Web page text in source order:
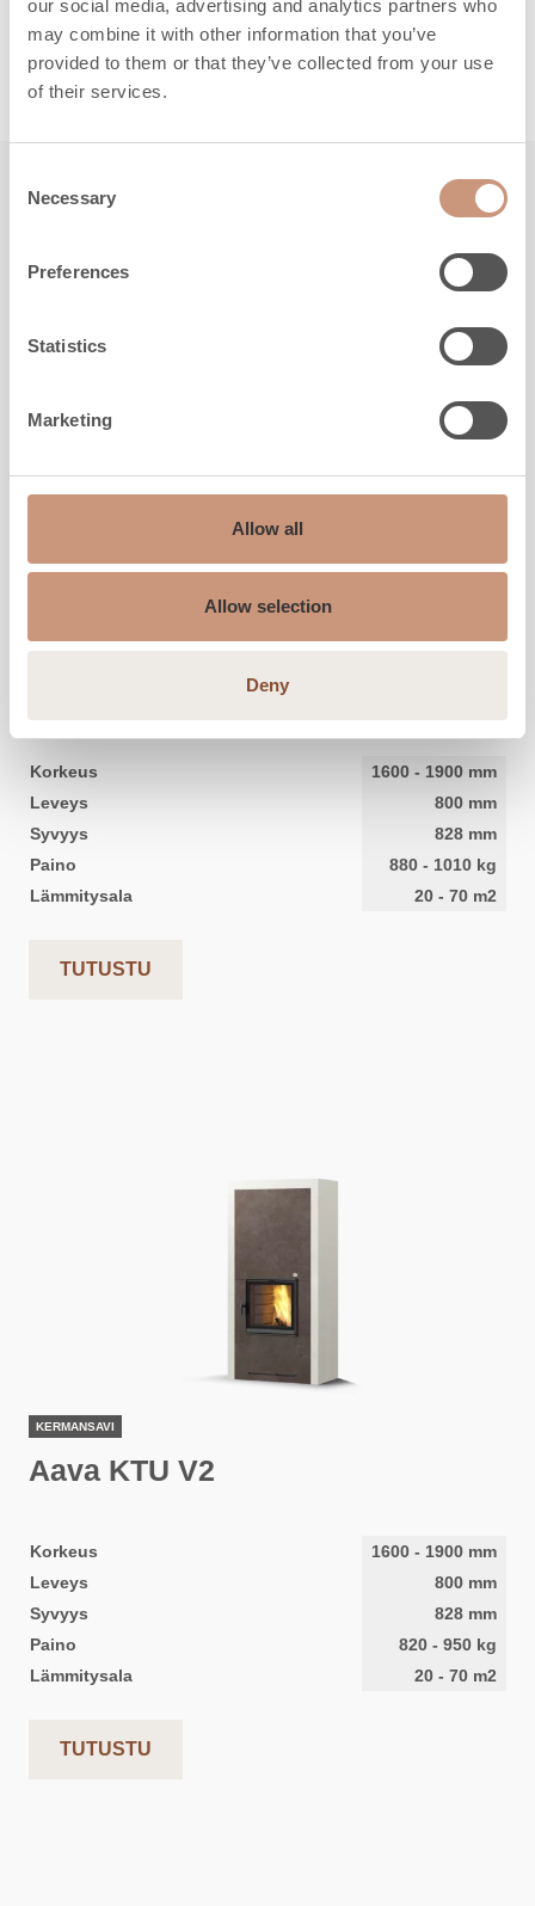
our social media, advertising and analytics partners who
may combine it with other information that you’ve
provided to them or that they’ve collected from your use
of their services.
Selection
Necessary
Preferences
Statistics
Marketing
Allow all
Allow selection
Deny
LUE LISÄÄ
Korkeus 1600 - 1900 mm
Leveys
800 mm
Syvyys
828 mm
Paino
880 - 1010 kg
Lämmitysala
20 - 70 m2
TUTUSTU
KERMANSAVI
Aava KTU V2
Korkeus 1600 - 1900 mm
Leveys
800 mm
Syvyys
828 mm
Paino
820 - 950 kg
Lämmitysala
20 - 70 m2
TUTUSTU